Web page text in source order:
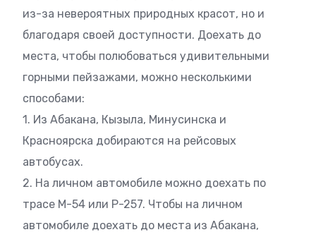
из-за невероятных природных красот, но и
благодаря своей доступности. Доехать до
места, чтобы полюбоваться удивительными
горными пейзажами, можно несколькими
способами:
1. Из Абакана, Кызыла, Минусинска и
Красноярска добираются на рейсовых
автобусах.
2. На личном автомобиле можно доехать по
трасе М-54 или Р-257. Чтобы на личном
автомобиле доехать до места из Абакана,